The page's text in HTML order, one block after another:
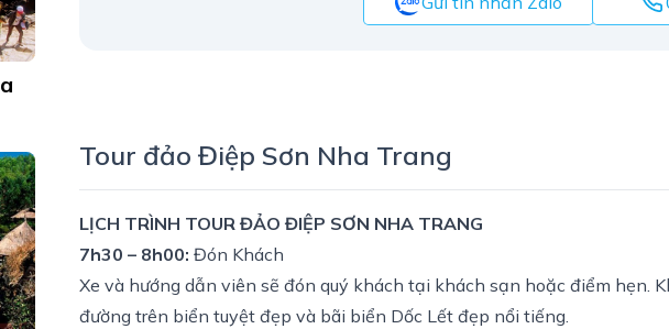
Tour đảo Điệp Sơn Nha Trang
LỊCH TRÌNH TOUR ĐẢO ĐIỆP SƠN NHA TRANG
7h30 – 8h00:Đón Khách
Xe và hướng dẫn viên sẽ đón quý khách tại khách sạn hoặc điểm hẹn.
đường trên biển tuyệt đẹp và bãi biển Dốc Lết đẹp nổi tiếng.